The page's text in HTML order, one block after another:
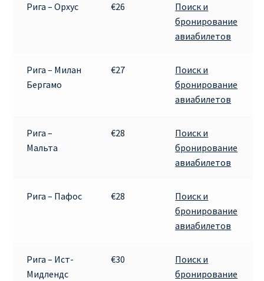
Рига – Орхус €26
Поиск и
бронирование
авиабилетов
Рига – Милан
Бергамо
€27
Поиск и
бронирование
авиабилетов
Рига –
Мальта
€28
Поиск и
бронирование
авиабилетов
Рига – Пафос €28
Поиск и
бронирование
авиабилетов
Рига – Ист-
Мидлендс
€30
Поиск и
бронирование